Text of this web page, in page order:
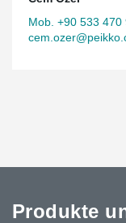
Mob. +90 533 470
Produkte